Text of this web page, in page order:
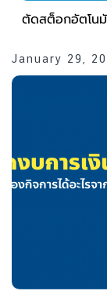
ตัดสต็อกอัตโน
January 29,